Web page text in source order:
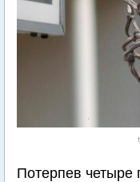
Потерпев четыре